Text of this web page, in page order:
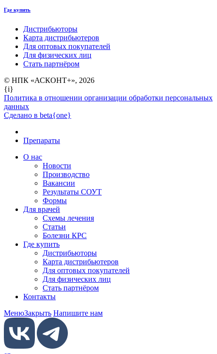
Где купить
Дистрибьюторы
Карта дистрибьютеров
Для оптовых покупателей
Для физических лиц
Стать партнёром
© НПК «АСКОНТ+», 2026
{i}
Политика в отношении организации обработки персональных
данных
Сделано в beta{one}
Препараты
О нас
Новости
Производство
Вакансии
Результаты СОУТ
Формы
Для врачей
Схемы лечения
Статьи
Болезни КРС
Где купить
Дистрибьюторы
Карта дистрибьютеров
Для оптовых покупателей
Для физических лиц
Стать партнёром
Контакты
МенюЗакрыть Напишите нам